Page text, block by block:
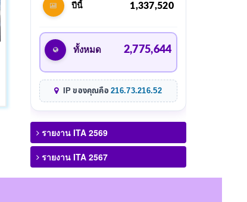
ปีนี้ 1,337,520
ทั้งหมด 2,775,644
IP ของคุณคือ216.73.216.52
รายงาน ITA 2569
รายงาน ITA 2567